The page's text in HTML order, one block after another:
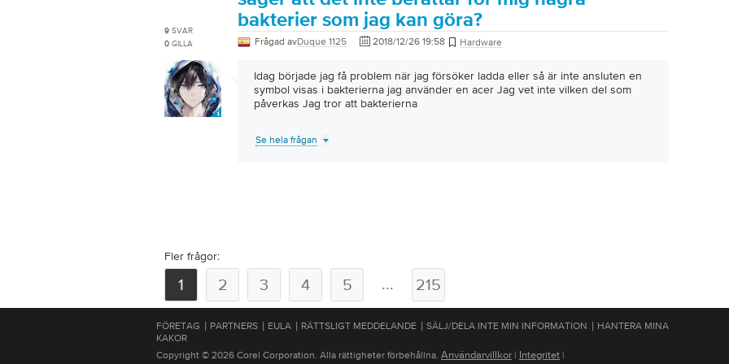
9 SVAR
0 GILLA
bakterier som jag kan göra?
Frågad avDuque 1125 2018/12/26 19:58 Hardware
Idag började jag få problem när jag försöker ladda eller så är inte ansluten en
symbol visas i bakterierna jag använder en acer Jag vet inte vilken del som
påverkas Jag tror att bakterierna
Se hela frågan
Fler frågor:
1 2 3 4 5 ... 215
FÖRETAG | PARTNERS | EULA | RÄTTSLIGT MEDDELANDE | SÄLJ/DELA INTE MIN INFORMATION | HANTERA MINA
KAKOR
Copyright © 2026 Corel Corporation. Alla rättigheter förbehållna. Användarvillkor | Integritet |